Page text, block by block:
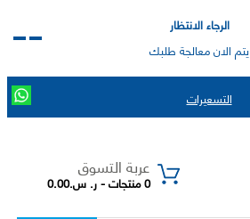
الرجاء الانتظار
يتم الان معالجة طلبك
التسعيرات
عربة التسوق
0 منتجات - ر. س.0.00